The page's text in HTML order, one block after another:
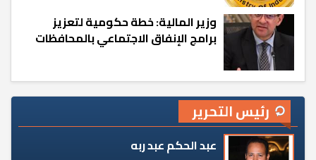
وزير المالية: خطة حكومية لتعزيز
برامج الإنفاق الاجتماعي بالمحافظات
رئيس التحرير
عبد الحكم عبد ربه